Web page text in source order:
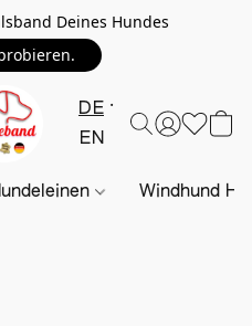
Deines Hundes
DE
EN
Windhund